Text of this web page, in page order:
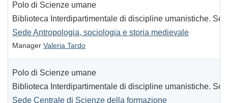
Polo di Scienze umane
Biblioteca Interdipartimentale di discipline umanistiche.
Sede Antropologia, sociologia e storia medievale
Manager Valeria Tardo
Polo di Scienze umane
Biblioteca Interdipartimentale di discipline umanistiche.
Sede Centrale di Scienze della formazione